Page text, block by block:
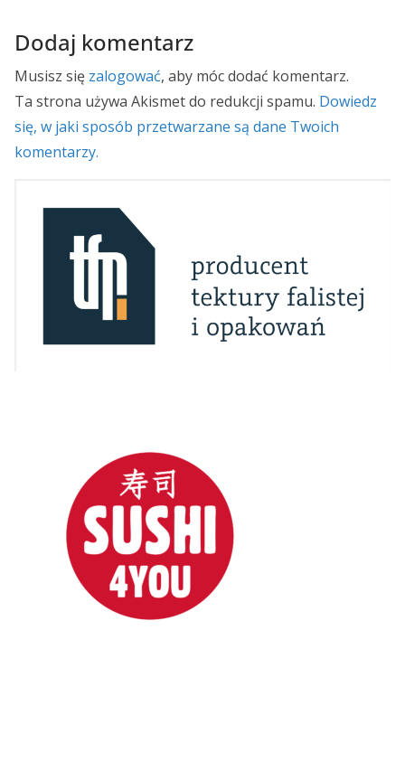
Dodaj komentarz
Musisz się zalogować, aby móc dodać komentarz.
Ta strona używa Akismet do redukcji spamu. Dowiedz
się, w jaki sposób przetwarzane są dane Twoich
komentarzy.